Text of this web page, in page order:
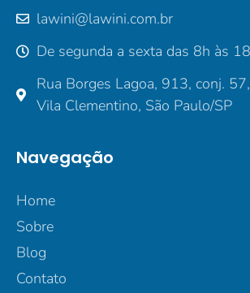
lawini@lawini.com.br
De segunda a sexta das 8h às
Rua Borges Lagoa, 913, conj.
Vila Clementino, São Paulo/SP
Navegação
Home
Sobre
Blog
Contato